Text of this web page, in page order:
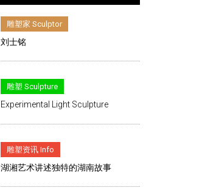
雕塑家 Sculptor
刘士铭
雕塑 Sculpture
Experimental Light Sculpture
雕塑资讯 Info
湖湘艺术讲述独特的湖南故事